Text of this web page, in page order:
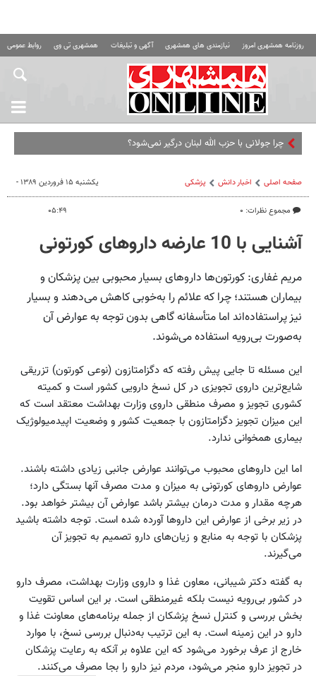
روزنامه همشهری امروز نیازمندی های همشهری آگهی و تبلیغات همشهری تی وی روابط عمومی
چرا جولانی با حزب الله لبنان درگیر نمی‌شود؟
صفحه اصلی اخبار دانش پزشکی
مجموع نظرات: ۰
یکشنبه ۱۵ فروردین ۱۳۸۹ -
۰۵:۴۹
آشنایی با 10 عارضه داروهای کورتونی
مریم غفاری: کورتون‌ها داروهای بسیار محبوبی بین پزشکان و
بیماران هستند؛ چرا که علائم را به‌خوبی کاهش می‌دهند و بسیار
نیز پراستفاده‌اند اما متأسفانه گاهی بدون توجه به عوارض آن
به‌صورت بی‌رویه استفاده می‌شوند.
این مسئله تا جایی پیش رفته که دگزامتازون (نوعی کورتون) تزریقی
شایع‌ترین داروی تجویزی در کل نسخ دارویی کشور است و کمیته
کشوری تجویز و مصرف منطقی داروی وزارت بهداشت معتقد است که
این میزان تجویز دگزامتازون با جمعیت کشور و وضعیت اپیدمیولوژیک
بیماری همخوانی ندارد.
اما این داروهای محبوب می‌توانند عوارض جانبی زیادی داشته باشند.
عوارض داروهای کورتونی به میزان و مدت مصرف آنها بستگی دارد؛
هرچه مقدار و مدت درمان بیشتر باشد عوارض آن بیشتر خواهد بود.
در زیر برخی از عوارض این داروها آورده شده است. توجه داشته باشید
پزشکان با توجه به منابع و زیان‌های دارو تصمیم به تجویز آن
می‌گیرند.
به گفته دکتر شیبانی، معاون غذا و داروی وزارت بهداشت، مصرف دارو
در کشور بی‌رویه نیست بلکه غیرمنطقی است. بر این اساس تقویت
بخش بررسی و کنترل نسخ پزشکان از جمله برنامه‌های معاونت غذا و
دارو در این زمینه است. به این ترتیب به‌دنبال بررسی نسخ، با موارد
خارج از عرف برخورد می‌شود که این علاوه بر آنکه به رعایت پزشکان
در تجویز دارو منجر می‌شود، مردم نیز دارو را بجا مصرف می‌کنند.